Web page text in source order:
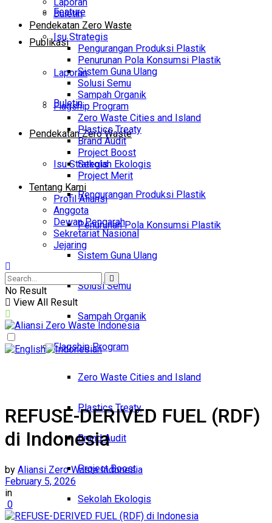
Feature
Publikasi
Laporan
Buletin
Pendekatan Zero Waste
Isu Strategis
Pengurangan Produksi Plastik
Penurunan Pola Konsumsi Plastik
Sistem Guna Ulang
Solusi Semu
Sampah Organik
Flagship Program
Zero Waste Cities and Island
Plastics Treaty
Brand Audit
Project Boost
Sekolah Ekologis
Buletin
Pendekatan Zero Waste
Isu Strategis
Pengurangan Produksi Plastik
Penurunan Pola Konsumsi Plastik
Sistem Guna Ulang
Solusi Semu
Sampah Organik
Flagship Program
Zero Waste Cities and Island
Plastics Treaty
Brand Audit
Project Boost
Sekolah Ekologis
Project Merit
Tentang Kami
Profil Aliansi
Anggota
Dewan Pengarah
Sekretariat Nasional
Jejaring
No Result
View All Result
REFUSE-DERIVED FUEL (RDF)
di Indonesia
by Aliansi Zero Waste Indonesia
February 5, 2026
in
0